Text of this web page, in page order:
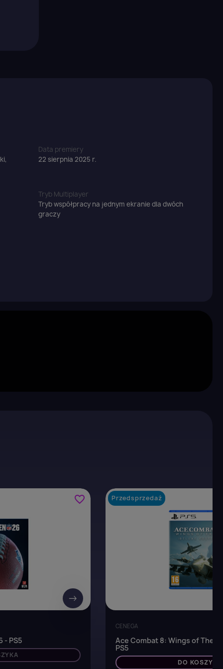
Data premiery
22 sierpnia 2025 r.
Tryb Multiplayer
Tryb współpracy na jednym ekranie dla dwóch
graczy
favorite_border
- PS5
Przedsprzedaż
CENEGA
Ace Combat 8: Wings of
PS5
DO KOSZYKA
→